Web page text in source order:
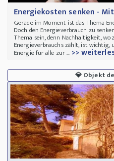
Energiekosten senken -
Gerade im Moment ist das Thema
Doch den Energieverbrauch zu
Thema sein, denn Nachhaltigkeit,
Energieverbrauchs zählt, ist
Energie für alle zur ... >>
💎Objekt